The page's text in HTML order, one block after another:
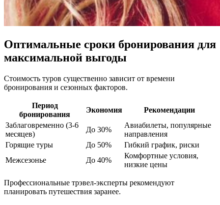
Оптимальные сроки бронирования для
максимальной выгоды
Стоимость туров существенно зависит от времени
бронирования и сезонных факторов.
Период
бронирования
Экономия
Рекомендации
Заблаговременно (3-6
месяцев)
До 30%
Авиабилеты, популярные
направления
Горящие туры
До 50%
Гибкий график, риски
Межсезонье
До 40%
Комфортные условия,
низкие цены
Профессиональные трэвел-эксперты рекомендуют
планировать путешествия заранее.